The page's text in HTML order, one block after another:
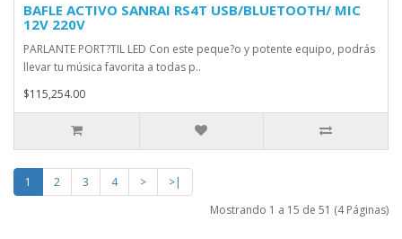
BAFLE ACTIVO SANRAI RS4T USB/BLUETOOTH/ MIC
12V 220V
PARLANTE PORT?TIL LED Con este peque?o y potente equipo, podrás
llevar tu música favorita a todas p..
$115,254.00
1 2 3 4 >
>|
Mostrando 1 a 15 de 51 (4 Páginas)